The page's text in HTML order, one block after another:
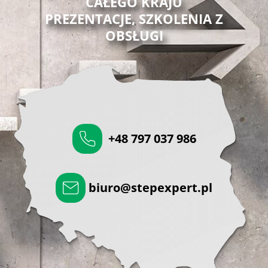
PREZENTACJE, SZKOLENIA Z
OBSŁUGI
+48 797 037 986
biuro@stepexpert.pl